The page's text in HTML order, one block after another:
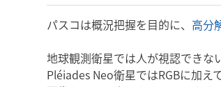
パスコは概況把握を目的に、 高分
地球観測衛星では人が視認できな
Pléiades Neo衛星ではRGBに加え